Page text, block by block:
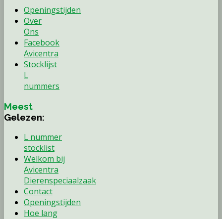
Openingstijden
Over
Ons
Facebook
Avicentra
Stocklijst
L
nummers
Meest
Gelezen:
L nummer
stocklist
Welkom bij
Avicentra
Dierenspeciaalzaak
Contact
Openingstijden
Hoe lang